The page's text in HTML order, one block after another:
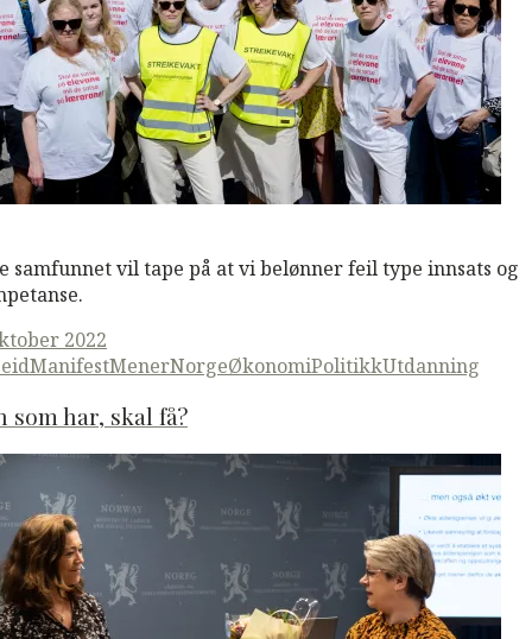
samfunnet vil tape på at vi belønner feil type innsats og
2022
ManifestMenerNorgeØkonomiPolitikkUtdanning
som har, skal få?